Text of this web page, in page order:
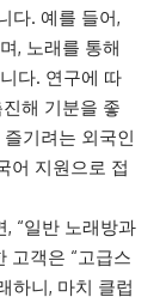
다. 예를 들어,
, 노래를 통해
다. 연구에 따
해 기분을 좋
기려는 외국인
어 지원으로 접
“일반 노래방과
고객은 “고급스
하니, 마치 클럽